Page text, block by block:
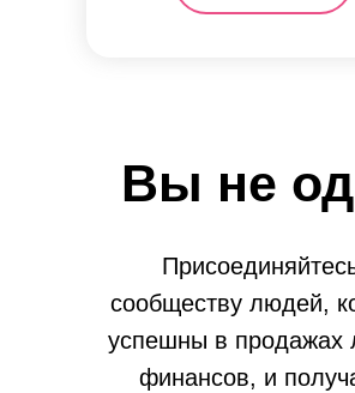
Вы не
сообществу людей,
успешны в продажах
финансов, и